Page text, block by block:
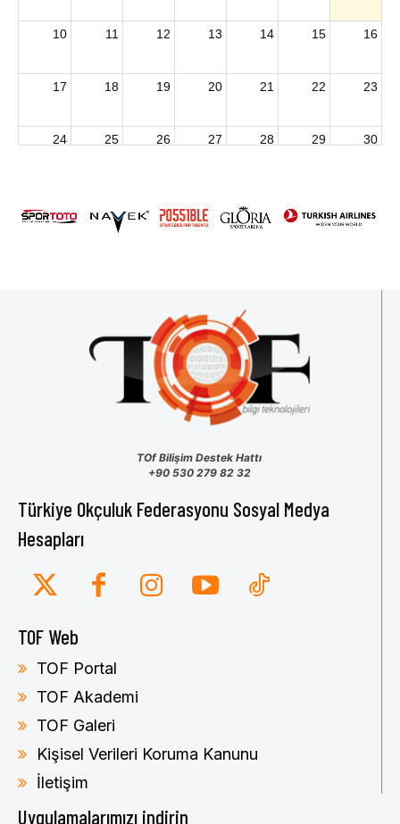
10 11 12 13 14 15 16
17 18 19 20 21 22 23
24 25 26 27 28 29 30
TOf Bilişim Destek Hattı
+90 530 279 82 32
Türkiye Okçuluk Federasyonu Sosyal Medya
Hesapları
TOF Web
TOF Portal
TOF Akademi
TOF Galeri
Kişisel Verileri Koruma Kanunu
İletişim
Uygulamalarımızı indirin